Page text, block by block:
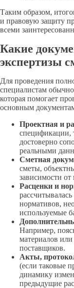
Таким образом,
и правовую защиту
всеми
Какие
экспертизы
Для проведения
специалистам
которая помогает
основным
Проектная и
спецификации,
достоверно
реальными
Сметная
сметы,
зависимости от
Расценки и
нормативов,
используемые
Например,
материалов
поставщиков.
Акты,
(если таковые
динамику
предыдущие